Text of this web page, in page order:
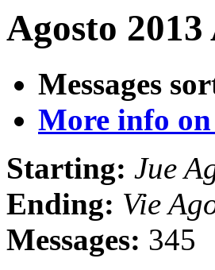
Agosto
Messages
More info
Starting: Jue
Ending: Vie
Messages: 345